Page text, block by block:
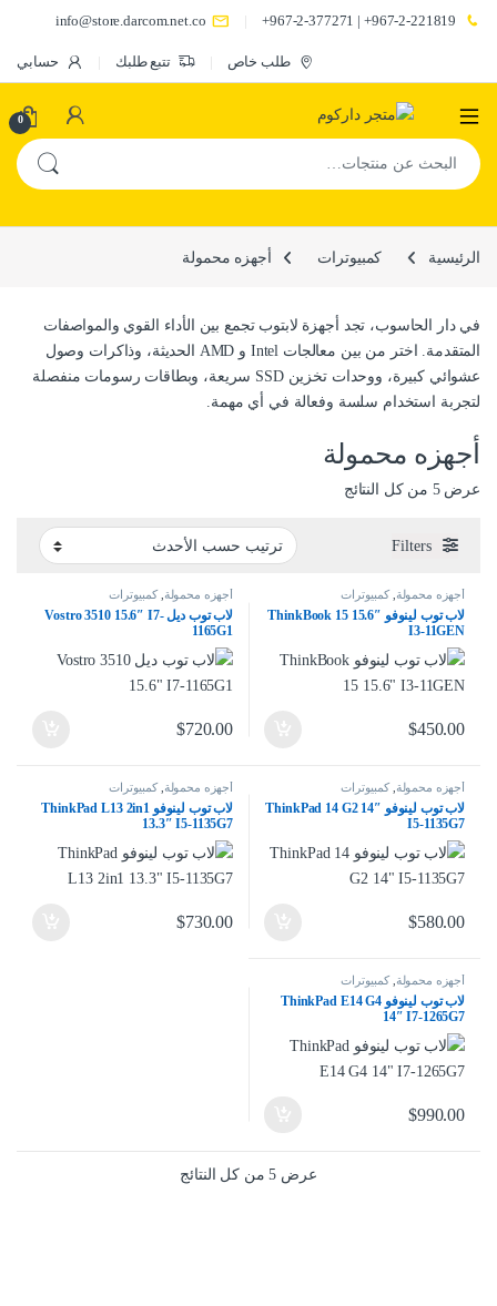
967-2-221819+ | 967-2-377271+
info@store.darcom.net.co
طلب خاص تتبع طلبك حسابي
0
البحث عن:
الرئيسية كمبيوترات أجهزه محمولة
في دار الحاسوب، تجد أجهزة لابتوب تجمع بين الأداء القوي والمواصفات
المتقدمة. اختر من بين معالجات Intel و AMD الحديثة، وذاكرات وصول
عشوائي كبيرة، ووحدات تخزين SSD سريعة، وبطاقات رسومات منفصلة
لتجربة استخدام سلسة وفعالة في أي مهمة.
أجهزه محمولة
عرض ⁦5⁩ من كل النتائج
Filters
أجهزه محمولة ,كمبيوترات
لاب توب لينوفو ThinkBook 15 15.6″
I3-11GEN
$450.00
أجهزه محمولة ,كمبيوترات
لاب توب ديل Vostro 3510 15.6″ I7-
1165G1
$720.00
أجهزه محمولة ,كمبيوترات
لاب توب لينوفو ThinkPad 14 G2 14″
I5-1135G7
$580.00
أجهزه محمولة ,كمبيوترات
لاب توب لينوفو ThinkPad L13 2in1
13.3″ I5-1135G7
$730.00
أجهزه محمولة ,كمبيوترات
لاب توب لينوفو ThinkPad E14 G4
14″ I7-1265G7
$990.00
عرض ⁦5⁩ من كل النتائج تم الفرز حسب الأحدث